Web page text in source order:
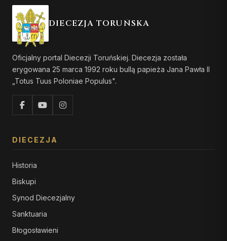
DIECEZJA TORUŃSKA
Oficjalny portal Diecezji Toruńskiej. Diecezja została
erygowana 25 marca 1992 roku bullą papieża Jana Pawła II
„Totus Tuus Poloniae Populus".
DIECEZJA
Historia
Biskupi
Synod Diecezjalny
Sanktuaria
Błogosławieni